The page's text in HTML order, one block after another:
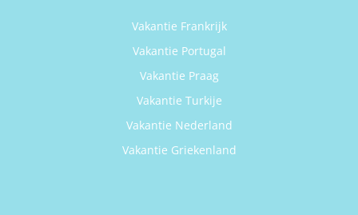
Vakantie Frankrijk
Vakantie Portugal
Vakantie Praag
Vakantie Turkije
Vakantie Nederland
Vakantie Griekenland